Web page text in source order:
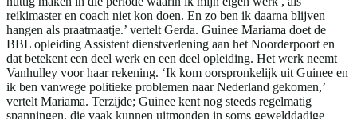
reikimaster en coach niet kon doen. En zo ben ik daarna blijven
hangen als praatmaatje.’ vertelt Gerda. Guinee Mariama doet de
BBL opleiding Assistent dienstverlening aan het Noorderpoort en
dat betekent een deel werk en een deel opleiding. Het werk neemt
Vanhulley voor haar rekening. ‘Ik kom oorspronkelijk uit Guinee en
ik ben vanwege politieke problemen naar Nederland gekomen,’
vertelt Mariama. Terzijde; Guinee kent nog steeds regelmatig
spanningen, die vaak kunnen uitmonden in soms gewelddadige